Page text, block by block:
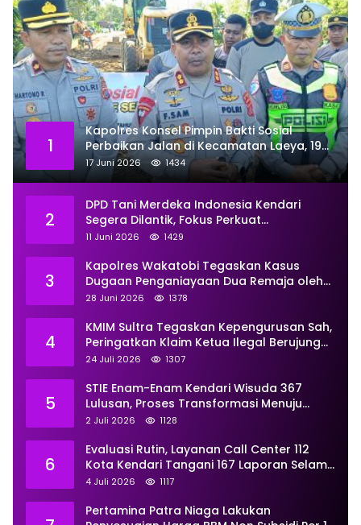
1
Kapolres Konsel Pimpin Bakti Sosial
Perbaikan Jalan di Kecamatan Laeya, 19
Titik Rusak Siap Ditambal
17 Juni 2026 1434
2
DPD Tani Merdeka Indonesia Kendari
Segera Dilantik, Fokus Perkuat
Pemberdayaan
11 Juni 2026 1429
3
Kapolres Wakatobi Tegaskan Kasus
Dugaan Penganiayaan Dua Remaja oleh
Dua Anggota Ditangani Secara
28 Juni 2026 1378
4
KMIM Sultra Tegaskan Kepengurusan Sah,
Peringatkan Klaim Ketua Ilegal Berujung
Proses Hukum
24 Juli 2026 1307
5
STIE Enam-Enam Kendari Wisuda 367
Lulusan, Proses Transformasi Menuju
Universitas Resmi Diterima
2 Juli 2026 1128
6
Evaluasi Rutin, Layanan Call Center 112
Kota Kendari Tangani 167 Laporan Selama
Juni
4 Juli 2026 1117
Pertamina Patra Niaga Lakukan